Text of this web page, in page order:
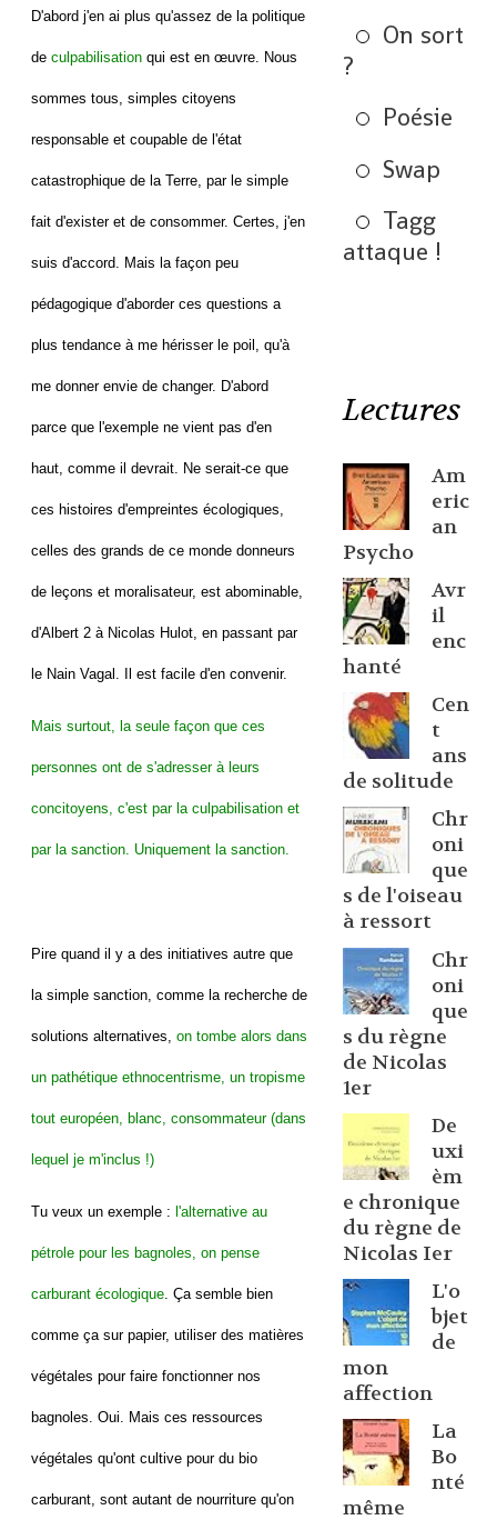
D'abord j'en ai plus qu'assez de la politique
de culpabilisationqui est en œuvre. Nous
sommes tous, simples citoyens
responsable et coupable de l'état
catastrophique de la Terre, par le simple
fait d'exister et de consommer. Certes, j'en
suis d'accord. Mais la façon peu
pédagogique d'aborder ces questions a
plus tendance à me hérisser le poil, qu'à
me donner envie de changer. D'abord
parce que l'exemple ne vient pas d'en
haut, comme il devrait. Ne serait-ce que
ces histoires d'empreintes écologiques,
celles des grands de ce monde donneurs
de leçons et moralisateur, est abominable,
d'Albert 2 à Nicolas Hulot, en passant par
le Nain Vagal. Il est facile d'en convenir.
Mais surtout, la seule façon que ces
personnes ont de s'adresser à leurs
concitoyens, c'est par la culpabilisation et
par la sanction. Uniquement la sanction.
Pire quand il y a des initiatives autre que
la simple sanction, comme la recherche de
solutions alternatives, on tombe alors dans
un pathétique ethnocentrisme, un tropisme
tout européen, blanc, consommateur (dans
lequel je m'inclus !)
Tu veux un exemple : l'alternative au
pétrole pour les bagnoles, on pense
carburant écologique. Ça semble bien
comme ça sur papier, utiliser des matières
végétales pour faire fonctionner nos
bagnoles. Oui. Mais ces ressources
végétales qu'ont cultive pour du bio
carburant, sont autant de nourriture qu'on
On sort
?
Poésie
Swap
Tagg
attaque !
Lectures
Am
eric
an
Psycho
Avr
il
enc
hanté
Cen
t
ans
de solitude
Chr
oni
que
s de l'oiseau
à ressort
Chr
oni
que
s du règne
de Nicolas
1er
De
uxi
èm
e chronique
du règne de
Nicolas Ier
L'o
bjet
de
mon
affection
La
Bo
nté
même